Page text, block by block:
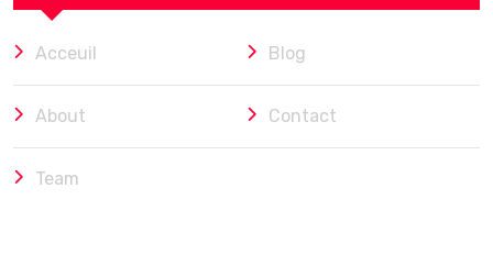
Acceuil Blog
About Contact
Team